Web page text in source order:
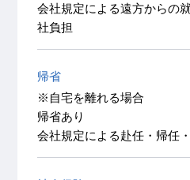
会社規定による遠方からの
社負担
帰省
※自宅を離れる場合
帰省あり
会社規定による赴任・帰任